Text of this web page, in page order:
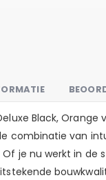
Black,
combinatie van
je nu werkt in